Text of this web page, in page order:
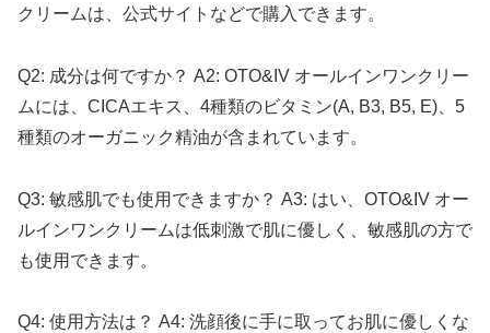
クリームは、公式サイトなどで購入できます。
Q2: 成分は何ですか？ A2: OTO&IV オールインワンクリー
ムには、CICAエキス、4種類のビタミン(A, B3, B5, E)、5
種類のオーガニック精油が含まれています。
Q3: 敏感肌でも使用できますか？ A3: はい、OTO&IV オー
ルインワンクリームは低刺激で肌に優しく、敏感肌の方で
も使用できます。
Q4: 使用方法は？ A4: 洗顔後に手に取ってお肌に優しくな